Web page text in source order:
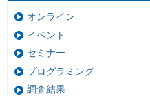
オンライン
イベント
セミナー
プログラミング
調査結果